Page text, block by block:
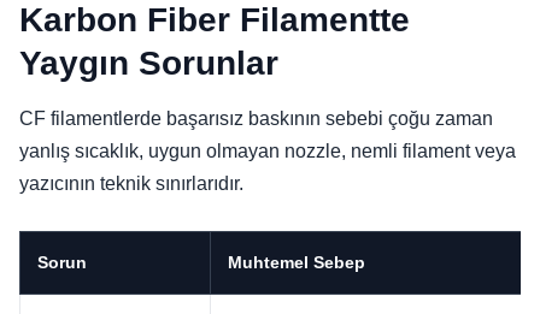
Karbon Fiber Filamentte
Yaygın Sorunlar
CF filamentlerde başarısız baskının sebebi çoğu zaman
yanlış sıcaklık, uygun olmayan nozzle, nemli filament veya
yazıcının teknik sınırlarıdır.
Sorun Muhtemel Sebep